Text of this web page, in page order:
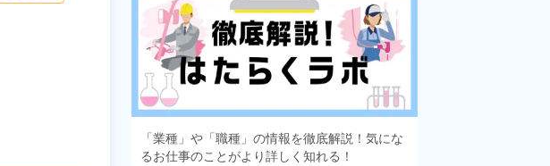
「業種」や「職種」の情報を徹底解説！気にな
るお仕事のことがより詳しく知れる！